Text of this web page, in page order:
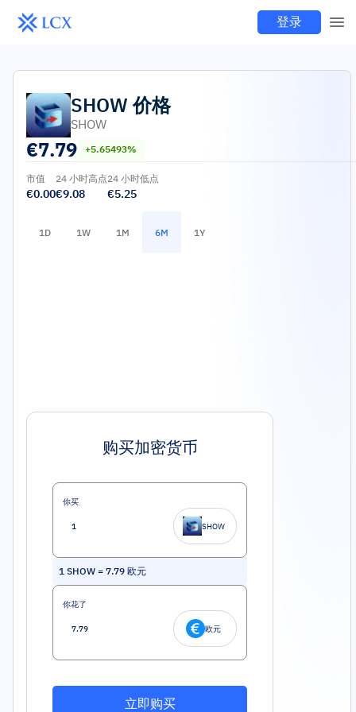
登录
SHOW 价格
SHOW
€7.79 +5.65493%
市值
€0.00
24 小时高点
€9.08
24 小时低点
€5.25
1D 1W 1M 6M 1Y
购买加密货币
你买
SHOW
1 SHOW = 7.79 欧元
你花了
欧元
立即购买